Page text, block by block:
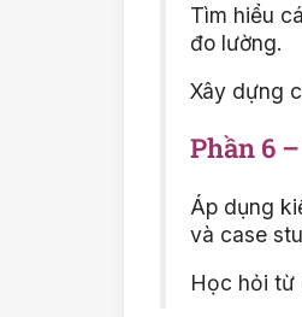
Tìm hiểu
đo lường.
Xây dựng
Phần 6
Áp dụng
và case
Học hỏi từ